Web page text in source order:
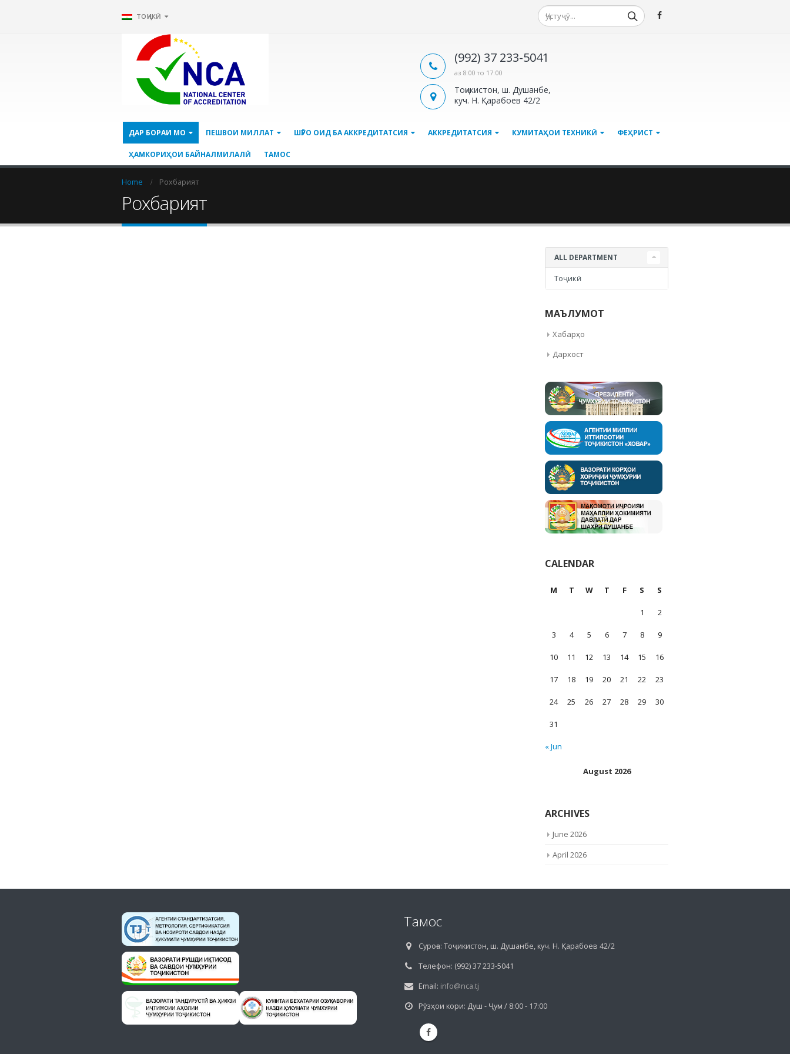
ТОҶИКӢ
(992) 37 233-5041
аз 8:00 то 17:00
Тоҷикистон, ш. Душанбе,
куч. Н. Қарабоев 42/2
ДАР БОРАИ МО ПЕШВОИ МИЛЛАТ ШӮРО ОИД БА АККРЕДИТАТСИЯ АККРЕДИТАТСИЯ КУМИТАҲОИ ТЕХНИКӢ ФЕҲРИСТ
ҲАМКОРИҲОИ БАЙНАЛМИЛАЛӢ ТАМОС
Home Рохбарият
Рохбарият
ALL DEPARTMENT
Тоҷикӣ
МАЪЛУМОТ
Хабарҳо
Дархост
CALENDAR
August 2026
M T W T F S S
« Jun
1 2
3 4 5 6 7 8 9
10 11 12 13 14 15 16
17 18 19 20 21 22 23
24 25 26 27 28 29 30
31
ARCHIVES
June 2026
April 2026
Тамос
Суроға: Тоҷикистон, ш. Душанбе, куч. Н. Қарабоев 42/2
Телефон: (992) 37 233-5041
Email: info@nca.tj
Рӯзҳои кори: Душ - Ҷум / 8:00 - 17:00